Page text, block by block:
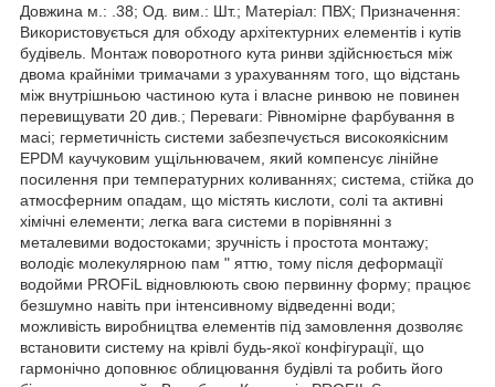
Довжина м.: .38; Од. вим.: Шт.; Матеріал: ПВХ; Призначення:
Використовується для обходу архітектурних елементів і кутів
будівель. Монтаж поворотного кута ринви здійснюється між
двома крайніми тримачами з урахуванням того, що відстань
між внутрішньою частиною кута і власне ринвою не повинен
перевищувати 20 див.; Переваги: Рівномірне фарбування в
масі; герметичність системи забезпечується високоякісним
EPDM каучуковим ущільнювачем, який компенсує лінійне
посилення при температурних коливаннях; система, стійка до
атмосферним опадам, що містять кислоти, солі та активні
хімічні елементи; легка вага системи в порівнянні з
металевими водостоками; зручність і простота монтажу;
володіє молекулярною пам " яттю, тому після деформації
водойми PROFiL відновлюють свою первинну форму; працює
безшумно навіть при інтенсивному відведенні води;
можливість виробництва елементів під замовлення дозволяє
встановити систему на крівлі будь-якої конфігурації, що
гармонічно доповнює облицювання будівлі та робить його